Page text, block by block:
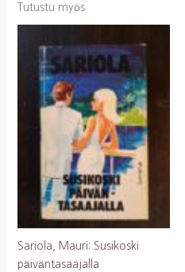
Tutustu myös
Sariola, Mauri: Susikoski
päiväntasaajalla